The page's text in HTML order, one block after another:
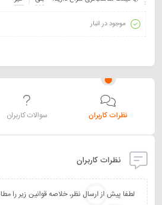
موجود در انبار
نظرات کاربران سوالات کاربران
نظرات کاربران